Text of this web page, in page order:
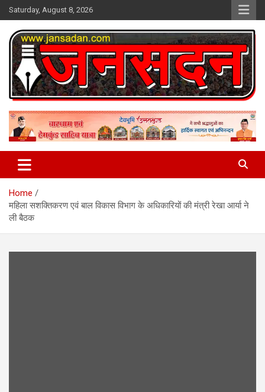
Skip
to
content
Saturday, August 8, 2026
Jan Sadan
Home
महिला सशक्तिकरण एवं बाल विकास विभाग के अधिकारियों की मंत्री रेखा आर्या ने
ली बैठक